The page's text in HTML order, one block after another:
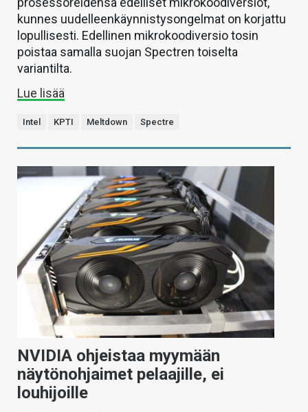
kunnes uudelleenkäynnistysongelmat on korjattu
lopullisesti. Edellinen mikrokoodiversio tosin
poistaa samalla suojan Spectren toiselta
variantilta.
Lue lisää
Intel KPTI Meltdown Spectre
NVIDIA ohjeistaa myymään
näytönohjaimet pelaajille, ei
louhijoille